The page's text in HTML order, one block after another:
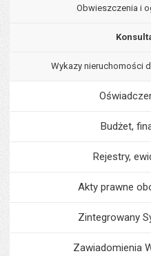
Obwieszczenia i
Wykazy nieruchomości
Budżet,
Rejestry,
Akty prawne
Zintegrowany
Zawiadomienia